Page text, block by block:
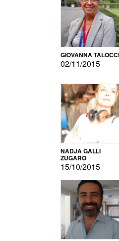
GIOVANNA TALOCCI
02/11/2015
NADJA GALLI
ZUGARO
15/10/2015